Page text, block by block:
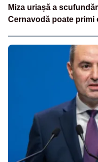
Miza uriașă a
Cernavodă poate primi